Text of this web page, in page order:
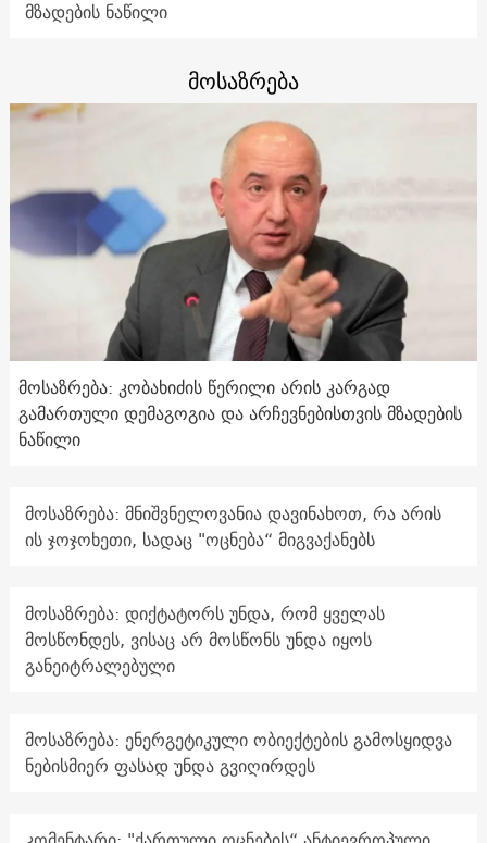
მზადების ნაწილი
მოსაზრება
მოსაზრება: კობახიძის წერილი არის კარგად
გამართული დემაგოგია და არჩევნებისთვის მზადების
ნაწილი
მოსაზრება: მნიშვნელოვანია დავინახოთ, რა არის
ის ჯოჯოხეთი, სადაც "ოცნება“ მიგვაქანებს
მოსაზრება: დიქტატორს უნდა, რომ ყველას
მოსწონდეს, ვისაც არ მოსწონს უნდა იყოს
განეიტრალებული
მოსაზრება: ენერგეტიკული ობიექტების გამოსყიდვა
ნებისმიერ ფასად უნდა გვიღირდეს